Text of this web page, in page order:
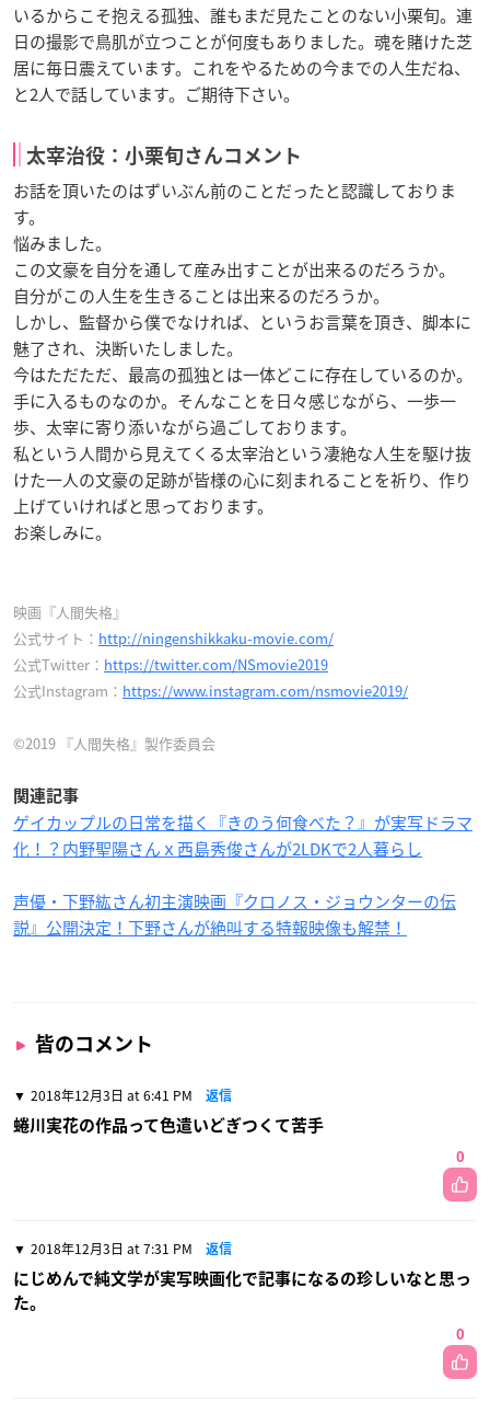
いるからこそ抱える孤独、誰もまだ見たことのない小栗旬。連
日の撮影で鳥肌が立つことが何度もありました。魂を賭けた芝
居に毎日震えています。これをやるための今までの人生だね、
と2人で話しています。ご期待下さい。
太宰治役：小栗旬さんコメント
お話を頂いたのはずいぶん前のことだったと認識しておりま
す。
悩みました。
この文豪を自分を通して産み出すことが出来るのだろうか。
自分がこの人生を生きることは出来るのだろうか。
しかし、監督から僕でなければ、というお言葉を頂き、脚本に
魅了され、決断いたしました。
今はただただ、最高の孤独とは一体どこに存在しているのか。
手に入るものなのか。そんなことを日々感じながら、一歩一
歩、太宰に寄り添いながら過ごしております。
私という人間から見えてくる太宰治という凄絶な人生を駆け抜
けた一人の文豪の足跡が皆様の心に刻まれることを祈り、作り
上げていければと思っております。
お楽しみに。
映画『人間失格』
公式サイト： http://ningenshikkaku-movie.com/
公式Twitter： https://twitter.com/NSmovie2019
公式Instagram： https://www.instagram.com/nsmovie2019/
©2019 『人間失格』製作委員会
関連記事
ゲイカップルの日常を描く『きのう何食べた？』が実写ドラマ
化！？内野聖陽さんｘ西島秀俊さんが2LDKで2人暮らし
声優・下野紘さん初主演映画『クロノス・ジョウンターの伝
説』公開決定！下野さんが絶叫する特報映像も解禁！
皆のコメント
2018年12月3日 at 6:41 PM 返信
蜷川実花の作品って色遣いどぎつくて苦手
0
2018年12月3日 at 7:31 PM 返信
にじめんで純文学が実写映画化で記事になるの珍しいなと思っ
た。
0